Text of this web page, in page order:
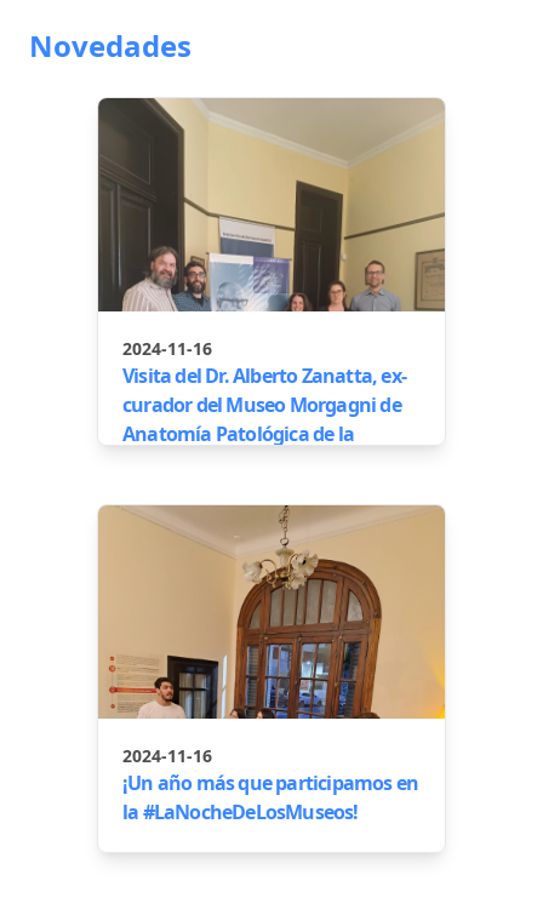
Novedades
2024-11-16
Visita del Dr. Alberto Zanatta, ex-
curador del Museo Morgagni de
Anatomía Patológica de la
2024-11-16
¡Un año más que participamos en
la #LaNocheDeLosMuseos!